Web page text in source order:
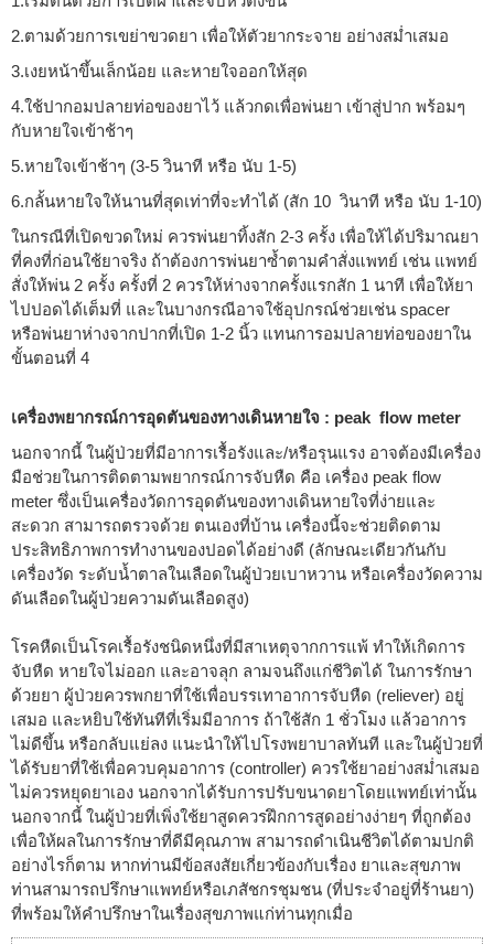
2.ตามด้วยการเขย่าขวดยา เพื่อให้ตัวยากระจาย อย่างสม่ำเสมอ
3.เงยหน้าขึ้นเล็กน้อย และหายใจออกให้สุด
4.ใช้ปากอมปลายท่อของยาไว้ แล้วกดเพื่อพ่นยา เข้าสู่ปาก พร้อมๆ
กับหายใจเข้าช้าๆ
5.หายใจเข้าช้าๆ (3-5 วินาที หรือ นับ 1-5)
6.กลั้นหายใจให้นานที่สุดเท่าที่จะทำได้ (สัก 10 วินาที หรือ นับ 1-10)
ในกรณีที่เปิดขวดใหม่ ควรพ่นยาทิ้งสัก 2-3 ครั้ง เพื่อให้ได้ปริมาณยา
ที่คงที่ก่อนใช้ยาจริง ถ้าต้องการพ่นยาซ้ำตามคำสั่งแพทย์ เช่น แพทย์
สั่งให้พ่น 2 ครั้ง ครั้งที่ 2 ควรให้ห่างจากครั้งแรกสัก 1 นาที เพื่อให้ยา
ไปปอดได้เต็มที่ และในบางกรณีอาจใช้อุปกรณ์ช่วยเช่น spacer
หรือพ่นยาห่างจากปากที่เปิด 1-2 นิ้ว แทนการอมปลายท่อของยาใน
ขั้นตอนที่ 4
เครื่องพยากรณ์การอุดตันของทางเดินหายใจ : peak flow meter
นอกจากนี้ ในผู้ป่วยที่มีอาการเรื้อรังและ/หรือรุนแรง อาจต้องมีเครื่อง
มือช่วยในการติดตามพยากรณ์การจับหืด คือ เครื่อง peak flow
meter ซึ่งเป็นเครื่องวัดการอุดตันของทางเดินหายใจที่ง่ายและ
สะดวก สามารถตรวจด้วย ตนเองที่บ้าน เครื่องนี้จะช่วยติดตาม
ประสิทธิภาพการทำงานของปอดได้อย่างดี (ลักษณะเดียวกันกับ
เครื่องวัด ระดับน้ำตาลในเลือดในผู้ป่วยเบาหวาน หรือเครื่องวัดความ
ดันเลือดในผู้ป่วยความดันเลือดสูง)
โรคหืดเป็นโรคเรื้อรังชนิดหนึ่งที่มีสาเหตุจากการแพ้ ทำให้เกิดการ
จับหืด หายใจไม่ออก และอาจลุก ลามจนถึงแก่ชีวิตได้ ในการรักษา
ด้วยยา ผู้ป่วยควรพกยาที่ใช้เพื่อบรรเทาอาการจับหืด (reliever) อยู่
เสมอ และหยิบใช้ทันทีที่เริ่มมีอาการ ถ้าใช้สัก 1 ชั่วโมง แล้วอาการ
ไม่ดีขึ้น หรือกลับแย่ลง แนะนำให้ไปโรงพยาบาลทันที และในผู้ป่วยที่
ได้รับยาที่ใช้เพื่อควบคุมอาการ (controller) ควรใช้ยาอย่างสม่ำเสมอ
ไม่ควรหยุดยาเอง นอกจากได้รับการปรับขนาดยาโดยแพทย์เท่านั้น
นอกจากนี้ ในผู้ป่วยที่เพิ่งใช้ยาสูดควรฝึกการสูดอย่างง่ายๆ ที่ถูกต้อง
เพื่อให้ผลในการรักษาที่ดีมีคุณภาพ สามารถดำเนินชีวิตได้ตามปกติ
อย่างไรก็ตาม หากท่านมีข้อสงสัยเกี่ยวข้องกับเรื่อง ยาและสุขภาพ
ท่านสามารถปรึกษาแพทย์หรือเภสัชกรชุมชน (ที่ประจำอยู่ที่ร้านยา)
ที่พร้อมให้คำปรึกษาในเรื่องสุขภาพแก่ท่านทุกเมื่อ